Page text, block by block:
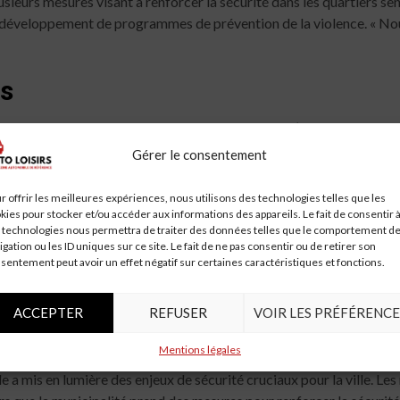
Gérer le consentement
offrir les meilleures expériences, nous utilisons des technologies telles que les
pour stocker et/ou accéder aux informations des appareils. Le fait de consentir à
technologies nous permettra de traiter des données telles que le comportement de
ou les ID uniques sur ce site. Le fait de ne pas consentir ou de retirer son
peut avoir un effet négatif sur certaines caractéristiques et fonctions.
ACCEPTER REFUSER VOIR LES
Mentions légales
de programmes de prévention de la violence. «
Certains expriment leur soutien aux forces de l’ordre, tandis
important de ne pas généraliser. La plupart des policiers
du quartier.
couverture de l’incident
tels incidents. La manière dont les événements sont
en présentant les faits de manière équilibrée, sans
pour éviter de stigmatiser une communauté entière.
sécurité à Marseille
a mis en lumière des enjeux de sécurité cruciaux pour la ville.